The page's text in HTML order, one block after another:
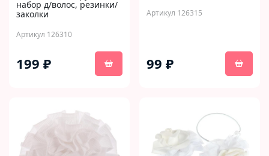
набор д/волос, резинки/
заколки
Артикул 126310
199 ₽
Артикул 126315
99 ₽